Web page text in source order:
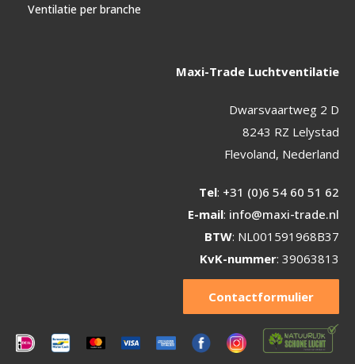
Ventilatie per branche
Maxi-Trade Luchtventilatie
Dwarsvaartweg 2 D
8243 RZ Lelystad
Flevoland, Nederland
Tel: +31 (0)6 54 60 51 62
E-mail: info@maxi-trade.nl
BTW: NL001591968B37
KvK-nummer: 39063813
Contactformulier